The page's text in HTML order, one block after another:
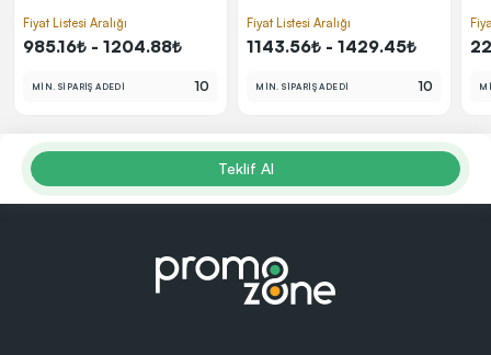
Fiyat Listesi Aralığı
985.16₺ - 1204.88₺
MİN. SİPARİŞ ADEDİ 10
Fiyat Listesi Aralığı
1143.56₺ - 1429.45₺
MİN. SİPARİŞ ADEDİ 10
Teklif Al